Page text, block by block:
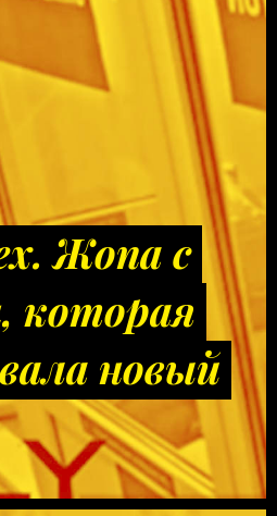
Жопа с
которая
новый